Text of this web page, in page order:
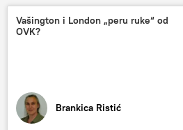
Vašington i London „peru ruke“ od
OVK?
Brankica Ristić